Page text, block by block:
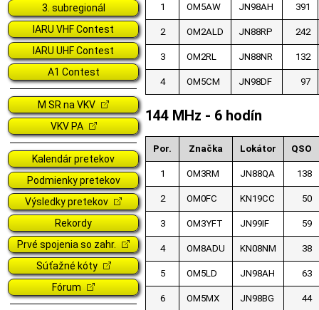
3. subregionál
IARU VHF Contest
IARU UHF Contest
A1 Contest
M SR na VKV
VKV PA
Kalendár pretekov
Podmienky pretekov
Výsledky pretekov
Rekordy
Prvé spojenia so zahr.
Súťažné kóty
Fórum
1 OM5AW JN98AH 391
2 OM2ALD JN88RP 242
3 OM2RL JN88NR 132
4 OM5CM JN98DF 97
144 MHz - 6 hodín
Por. Značka Lokátor QSO
1 OM3RM JN88QA 138
2 OM0FC KN19CC 50
3 OM3YFT JN99IF 59
4 OM8ADU KN08NM 38
5 OM5LD JN98AH 63
6 OM5MX JN98BG 44